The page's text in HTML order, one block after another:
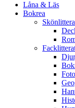
Låna & Läs
Bokrea